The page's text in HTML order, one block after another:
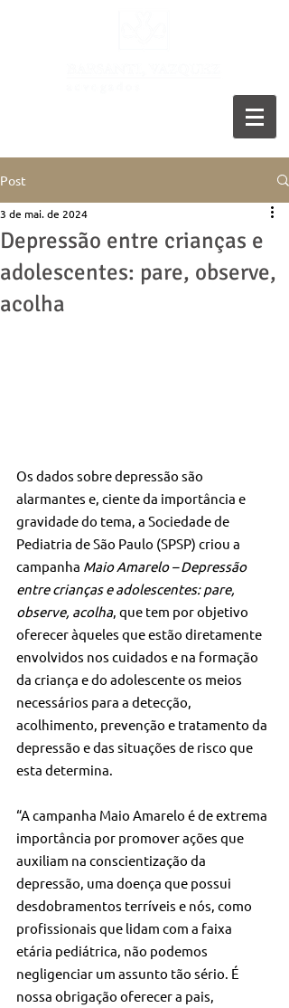
Post
Depressão entre crianças e
adolescentes: pare, observe,
acolha
3 de mai. de 2024
Os dados sobre depressão são
alarmantes e, ciente da importância e
gravidade do tema, a Sociedade de
Pediatria de São Paulo (SPSP) criou a
campanha Maio Amarelo – Depressão
entre crianças e adolescentes: pare,
observe, acolha, que tem por objetivo
oferecer àqueles que estão diretamente
envolvidos nos cuidados e na formação
da criança e do adolescente os meios
necessários para a detecção,
acolhimento, prevenção e tratamento da
depressão e das situações de risco que
esta determina.
“A campanha Maio Amarelo é de extrema
importância por promover ações que
auxiliam na conscientização da
depressão, uma doença que possui
desdobramentos terríveis e nós, como
profissionais que lidam com a faixa
etária pediátrica, não podemos
negligenciar um assunto tão sério. É
nossa obrigação oferecer a pais,